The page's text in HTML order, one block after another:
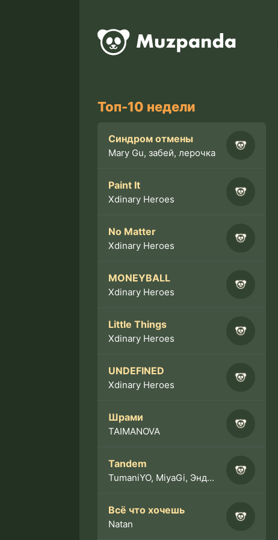
Топ-10 недели
Синдром отмены
Mary Gu, забей, лерочка
Paint It
Xdinary Heroes
No Matter
Xdinary Heroes
MONEYBALL
Xdinary Heroes
Little Things
Xdinary Heroes
UNDEFINED
Xdinary Heroes
Шрами
TAIMANOVA
Tandem
TumaniYO, MiyaGi, Эндшпиль
Всё что хочешь
Natan